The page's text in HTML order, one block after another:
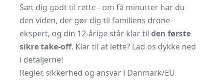
Sæt dig godt til rette - om få minutter har du
den viden, der gør dig til familiens drone-
ekspert, og din 12-årige står klar til den første
sikre take-off. Klar til at lette? Lad os dykke ned
i detaljerne!
Regler, sikkerhed og ansvar i Danmark/EU